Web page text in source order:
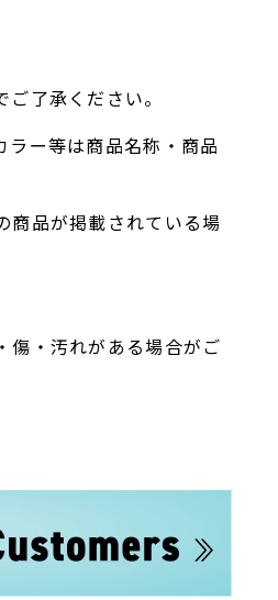
了承ください。
ー等は商品名称・商品
品が掲載されている場
傷・汚れがある場合がご